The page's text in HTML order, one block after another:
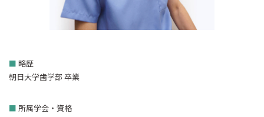
■ 略歴
朝日大学歯学部 卒業
■ 所属学会・資格